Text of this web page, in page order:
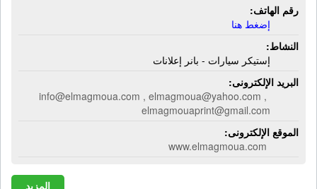
رقم الهاتف:
إضغط هنا
النشاط:
إستيكر سيارات - بانر إعلانات
البريد الإلكترونى:
info@elmagmoua.com , elmagmoua@yahoo.com ,
elmagmouaprint@gmail.com
الموقع الإلكترونى:
www.elmagmoua.com
المزيد